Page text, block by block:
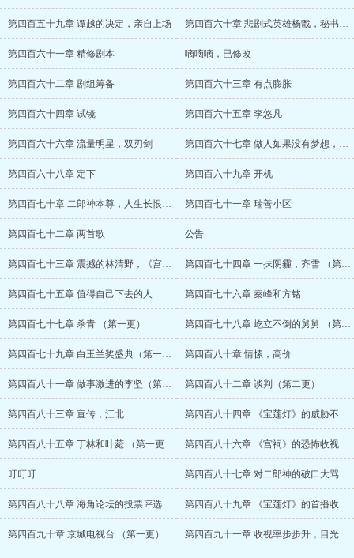
第四百五十九章 谭越的决定，亲自上场 第四百六十章 悲剧式英雄杨戬，秘书的心思
第四百六十一章 精修剧本 嘀嘀嘀，已修改
第四百六十二章 剧组筹备 第四百六十三章 有点膨胀
第四百六十四章 试镜 第四百六十五章 李悠凡
第四百六十六章 流量明星，双刃剑 第四百六十七章 做人如果没有梦想，跟咸鱼
第四百六十八章 定下 第四百六十九章 开机
第四百七十章 二郎神本尊，人生长恨水长东 第四百七十一章 瑞善小区
第四百七十二章 两首歌 公告
第四百七十三章 震撼的林清野，《宫祠》开 第四百七十四章 一抹阴霾，齐雪 （第二更
第四百七十五章 值得自己下去的人 第四百七十六章 秦峰和方铭
第四百七十七章 杀青 （第一更） 第四百七十八章 屹立不倒的舅舅 （第二更
第四百七十九章 白玉兰奖盛典（第一更） 第四百八十章 情愫，高价
第四百八十一章 做事激进的李坚（第一更） 第四百八十二章 谈判（第二更）
第四百八十三章 宣传，江北 第四百八十四章 《宝莲灯》的威胁不大（第
第四百八十五章 丁林和叶菀 （第一更，求 第四百八十六章 《宫祠》的恐怖收视率，《
叮叮叮 第四百八十七章 对二郎神的破口大骂
第四百八十八章 海角论坛的投票评选活动 第四百八十九章 《宝莲灯》的首播收视率
第四百九十章 京城电视台 （第一更） 第四百九十一章 收视率步步升，目光长远李